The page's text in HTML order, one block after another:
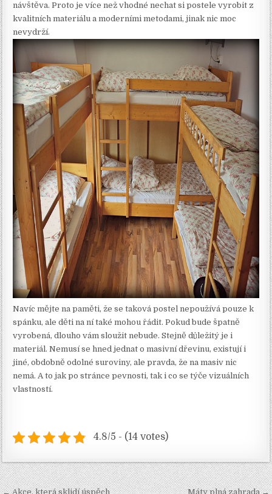
návštěva. Proto je více než vhodné nechat si postele vyrobit z
kvalitních materiálu a moderními metodami, jinak nic moc
nevydrží.
Navíc mějte na paměti, že se taková postel nepoužívá pouze k
spánku, ale děti na ní také mohou řádit. Pokud bude špatně
vyrobená, dlouho vám sloužit nebude. Stejně důležitý je i
materiál. Nemusí se hned jednat o masivní dřevinu, existují i
jiné, obdobně odolné suroviny, ale pravda, že na masiv nic
nemá. A to jak po stránce pevnosti, tak i co se týče vizuálních
vlastností.
4.8/5 - (14 votes)
← Akce, která sklidí úspěch Máty plná zahrada →